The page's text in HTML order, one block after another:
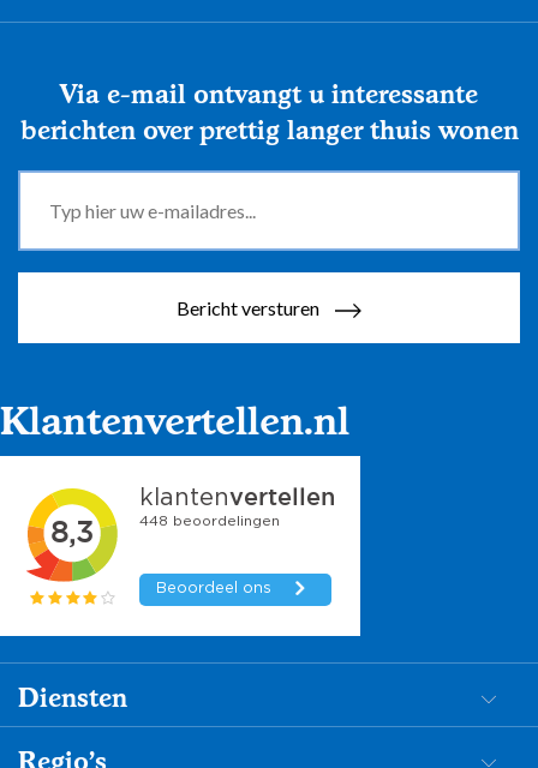
Via e-mail ontvangt u interessante
berichten over prettig langer thuis wonen
Bericht versturen
Klantenvertellen.nl
Diensten
Dementiezorg